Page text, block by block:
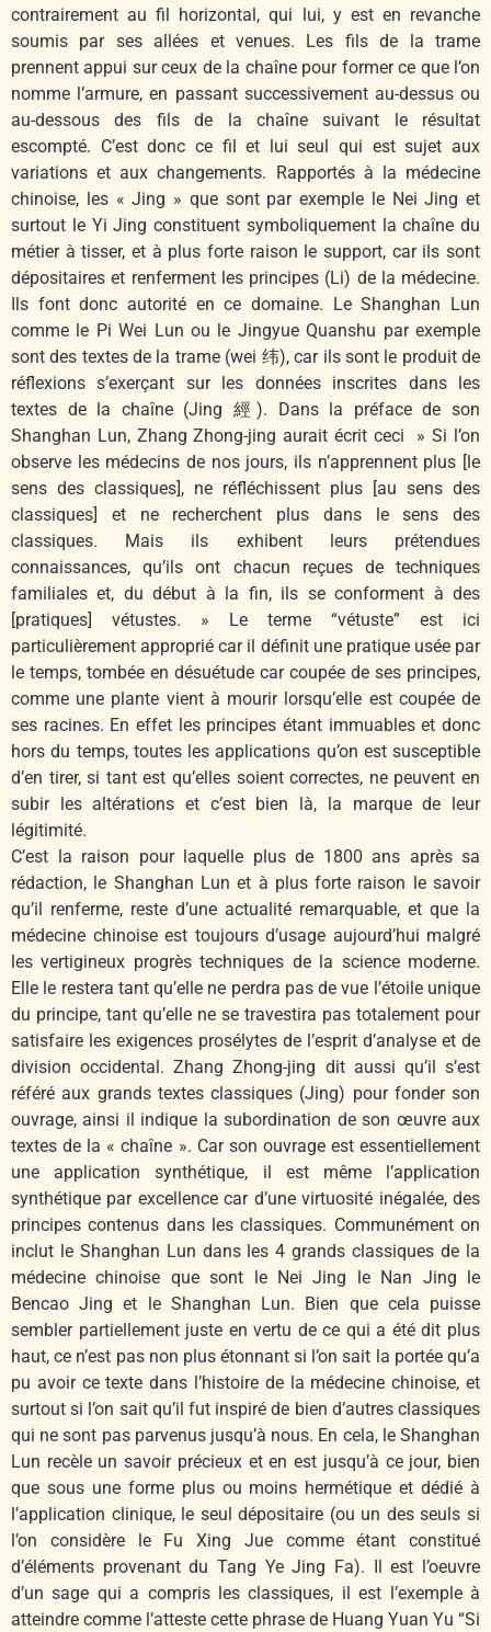
contrairement au fil horizontal, qui lui, y est en revanche
soumis par ses allées et venues. Les fils de la trame
prennent appui sur ceux de la chaîne pour former ce que l’on
nomme l’armure, en passant successivement au-dessus ou
au-dessous des fils de la chaîne suivant le résultat
escompté. C’est donc ce fil et lui seul qui est sujet aux
variations et aux changements. Rapportés à la médecine
chinoise, les « Jing » que sont par exemple le Nei Jing et
surtout le Yi Jing constituent symboliquement la chaîne du
métier à tisser, et à plus forte raison le support, car ils sont
dépositaires et renferment les principes (Li) de la médecine.
Ils font donc autorité en ce domaine. Le Shanghan Lun
comme le Pi Wei Lun ou le Jingyue Quanshu par exemple
sont des textes de la trame (wei 纬), car ils sont le produit de
réflexions s’exerçant sur les données inscrites dans les
textes de la chaîne (Jing 經). Dans la préface de son
Shanghan Lun, Zhang Zhong-jing aurait écrit ceci » Si l’on
observe les médecins de nos jours, ils n’apprennent plus [le
sens des classiques], ne réfléchissent plus [au sens des
classiques] et ne recherchent plus dans le sens des
classiques. Mais ils exhibent leurs prétendues
connaissances, qu’ils ont chacun reçues de techniques
familiales et, du début à la fin, ils se conforment à des
[pratiques] vétustes. » Le terme “vétuste” est ici
particulièrement approprié car il définit une pratique usée par
le temps, tombée en désuétude car coupée de ses principes,
comme une plante vient à mourir lorsqu’elle est coupée de
ses racines. En effet les principes étant immuables et donc
hors du temps, toutes les applications qu’on est susceptible
d’en tirer, si tant est qu’elles soient correctes, ne peuvent en
subir les altérations et c’est bien là, la marque de leur
légitimité.
C’est la raison pour laquelle plus de 1800 ans après sa
rédaction, le Shanghan Lun et à plus forte raison le savoir
qu’il renferme, reste d’une actualité remarquable, et que la
médecine chinoise est toujours d’usage aujourd’hui malgré
les vertigineux progrès techniques de la science moderne.
Elle le restera tant qu’elle ne perdra pas de vue l’étoile unique
du principe, tant qu’elle ne se travestira pas totalement pour
satisfaire les exigences prosélytes de l’esprit d’analyse et de
division occidental. Zhang Zhong-jing dit aussi qu’il s’est
référé aux grands textes classiques (Jing) pour fonder son
ouvrage, ainsi il indique la subordination de son œuvre aux
textes de la « chaîne ». Car son ouvrage est essentiellement
une application synthétique, il est même l’application
synthétique par excellence car d’une virtuosité inégalée, des
principes contenus dans les classiques. Communément on
inclut le Shanghan Lun dans les 4 grands classiques de la
médecine chinoise que sont le Nei Jing le Nan Jing le
Bencao Jing et le Shanghan Lun. Bien que cela puisse
sembler partiellement juste en vertu de ce qui a été dit plus
haut, ce n’est pas non plus étonnant si l’on sait la portée qu’a
pu avoir ce texte dans l’histoire de la médecine chinoise, et
surtout si l’on sait qu’il fut inspiré de bien d’autres classiques
qui ne sont pas parvenus jusqu’à nous. En cela, le Shanghan
Lun recèle un savoir précieux et en est jusqu’à ce jour, bien
que sous une forme plus ou moins hermétique et dédié à
l’application clinique, le seul dépositaire (ou un des seuls si
l’on considère le Fu Xing Jue comme étant constitué
d’éléments provenant du Tang Ye Jing Fa). Il est l’oeuvre
d’un sage qui a compris les classiques, il est l’exemple à
atteindre comme l’atteste cette phrase de Huang Yuan Yu “Si